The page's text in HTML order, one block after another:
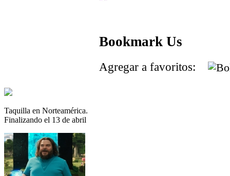
Taquilla en Norteamérica.
Finalizando el 13 de abril
Bookmark Us
Agregar a favoritos: